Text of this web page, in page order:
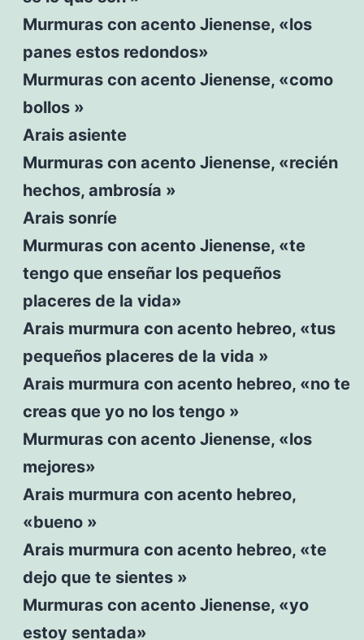
Murmuras con acento Jienense, «los
panes estos redondos»
Murmuras con acento Jienense, «como
bollos »
Arais asiente
Murmuras con acento Jienense, «recién
hechos, ambrosía »
Arais sonríe
Murmuras con acento Jienense, «te
tengo que enseñar los pequeños
placeres de la vida»
Arais murmura con acento hebreo, «tus
pequeños placeres de la vida »
Arais murmura con acento hebreo, «no te
creas que yo no los tengo »
Murmuras con acento Jienense, «los
mejores»
Arais murmura con acento hebreo,
«bueno »
Arais murmura con acento hebreo, «te
dejo que te sientes »
Murmuras con acento Jienense, «yo
estoy sentada»